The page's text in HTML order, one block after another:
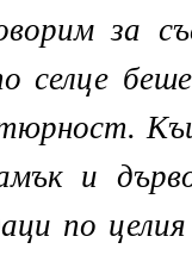
за
селце
и
по